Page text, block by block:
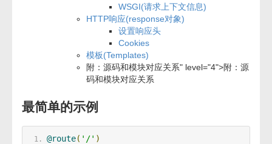
WSGI(请求上下文信息)
HTTP响应(response对象)
设置响应头
Cookies
模板(Templates)
附：源码和模块对应关系" level="4">附：源
码和模块对应关系
最简单的示例
@route( '/' )